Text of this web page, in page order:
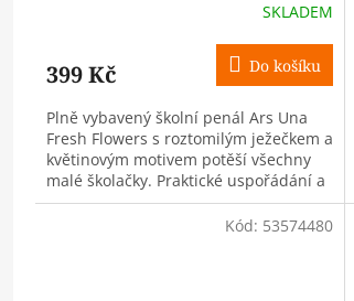
SKLADEM
399 Kč Do košíku
Plně vybavený školní penál Ars Una
Fresh Flowers s roztomilým ježečkem a
květinovým motivem potěší všechny
malé školačky. Praktické uspořádání a
kompletní výbava jsou ideální...
Kód: 53574480